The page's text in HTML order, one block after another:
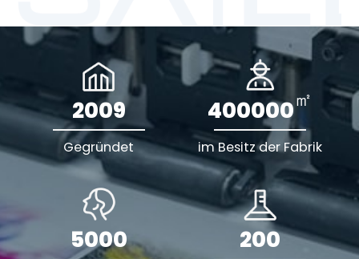
2009
Gegründet
400000㎡
im Besitz der Fabrik
5000 200